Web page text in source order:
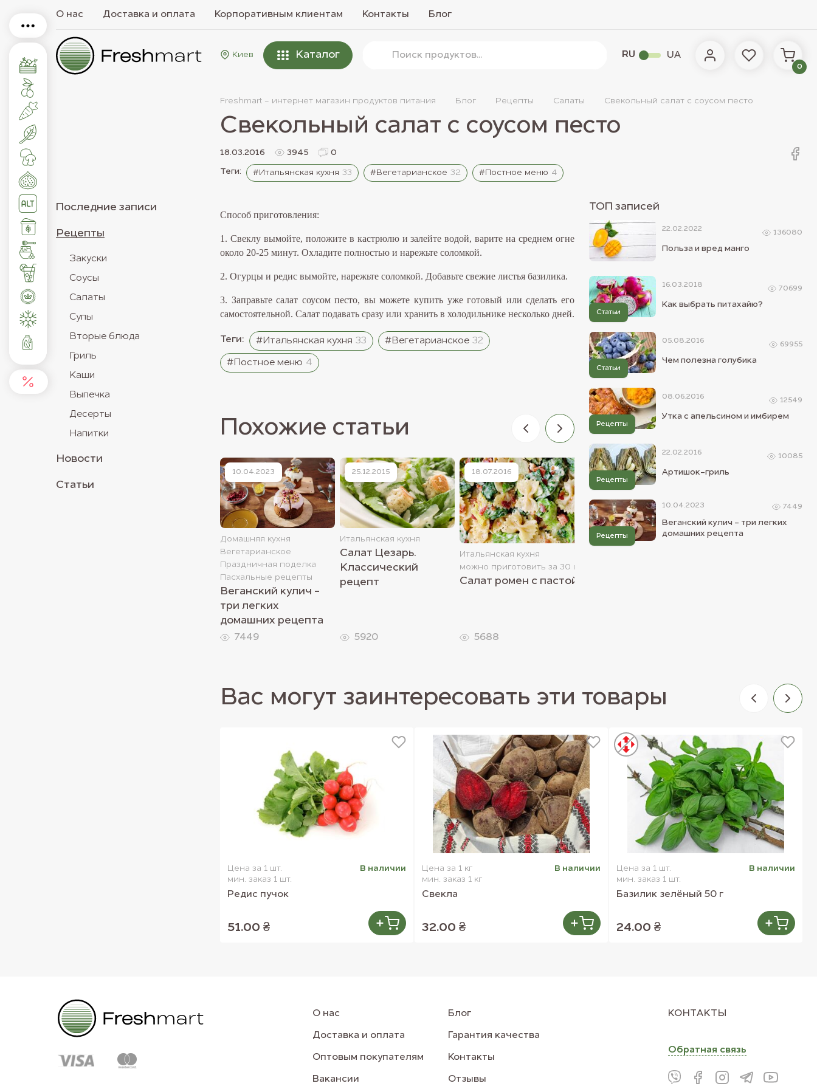
О нас Доставка и оплата Корпоративным клиентам Контакты Блог
Киев Каталог RU UA
0
Freshmart - интернет магазин продуктов питания Блог Рецепты Салаты Свекольный салат с соусом песто
Свекольный салат с соусом песто
18.03.2016 3945 0
Теги: #Итальянская кухня 33 #Вегетарианское 32 #Постное меню 4
Последние записи
Рецепты
Закуски
Соусы
Салаты
Супы
Вторые блюда
Гриль
Каши
Выпечка
Десерты
Напитки
Новости
Статьи
Способ приготовления:
1. Свеклу вымойте, положите в кастрюлю и залейте водой, варите на среднем огне
около 20-25 минут. Охладите полностью и нарежьте соломкой.
2. Огурцы и редис вымойте, нарежьте соломкой. Добавьте свежие листья базилика.
3. Заправьте салат соусом песто, вы можете купить уже готовый или сделать его
самостоятельной. Салат подавать сразу или хранить в холодильнике несколько дней.
Теги: #Итальянская кухня 33 #Вегетарианское 32
#Постное меню 4
Похожие статьи
10.04.2023
Домашняя кухня
Вегетарианское
Праздничная поделка
Пасхальные рецепты
Веганский кулич -
три легких
домашних рецепта
7449
25.12.2015
Итальянская кухня
Салат Цезарь.
Классический
рецепт
5920
18.07.2016
Итальянская кухня
можно приготовить за 30 минут
Салат ромен с пастой
5688
03.11.2015
Индийская кухня
23.03.2016
Итальянская кухня
ТОП записей
22.02.2022
Польза и вред манго
136080
16.03.2018
Статьи
Как выбрать питахайю?
70699
05.08.2016
Статьи
Чем полезна голубика
69955
08.06.2016
Рецепты
Утка с апельсином и имбирем
12549
22.02.2016
Рецепты
Артишок-гриль
10085
10.04.2023
Рецепты
Веганский кулич - три легких
домашних рецепта
7449
Вас могут заинтересовать эти товары
Цена за 1 шт.
мин. заказ 1 шт.
В наличии
Редис пучок
51.00 ₴
Цена за 1 кг
мин. заказ 1 кг
В наличии
Свекла
32.00 ₴
Цена за 1 шт.
мин. заказ 1 шт.
В наличии
Базилик зелёный 50 г
24.00 ₴
О нас Блог
Доставка и оплата Гарантия качества
Оптовым покупателям Контакты
Вакансии Отзывы
КОНТАКТЫ
Обратная связь